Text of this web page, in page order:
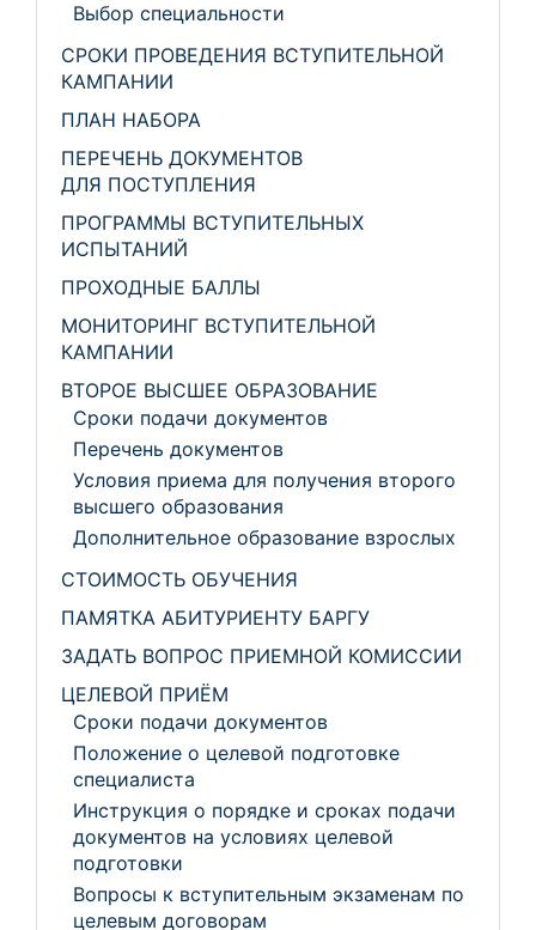
Выбор специальности
СРОКИ ПРОВЕДЕНИЯ ВСТУПИТЕЛЬНОЙ
КАМПАНИИ
ПЛАН НАБОРА
ПЕРЕЧЕНЬ ДОКУМЕНТОВ
ДЛЯ ПОСТУПЛЕНИЯ
ПРОГРАММЫ ВСТУПИТЕЛЬНЫХ
ИСПЫТАНИЙ
ПРОХОДНЫЕ БАЛЛЫ
МОНИТОРИНГ ВСТУПИТЕЛЬНОЙ
КАМПАНИИ
ВТОРОЕ ВЫСШЕЕ ОБРАЗОВАНИЕ
Сроки подачи документов
Перечень документов
Условия приема для получения второго
высшего образования
Дополнительное образование взрослых
СТОИМОСТЬ ОБУЧЕНИЯ
ПАМЯТКА АБИТУРИЕНТУ БАРГУ
ЗАДАТЬ ВОПРОС ПРИЕМНОЙ КОМИССИИ
ЦЕЛЕВОЙ ПРИЁМ
Сроки подачи документов
Положение о целевой подготовке
специалиста
Инструкция о порядке и сроках подачи
документов на условиях целевой
подготовки
Вопросы к вступительным экзаменам по
целевым договорам